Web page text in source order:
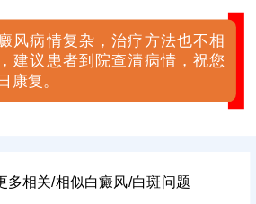
风病情复杂，治疗方法也不相
建议患者到院查清病情，祝您
康复。
多相关/相似白癜风/白斑问题